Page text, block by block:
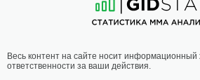
Весь контент на сайте носит
ответственности за ваши действия.